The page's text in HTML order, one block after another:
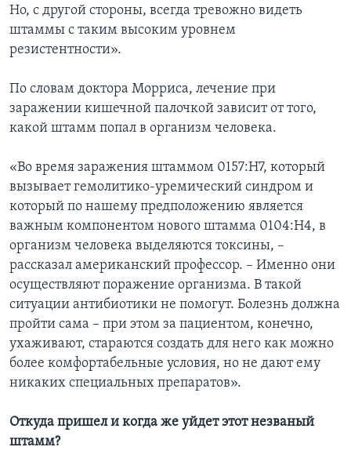
Но, с другой стороны, всегда тревожно видеть
штаммы с таким высоким уровнем
резистентности».
По словам доктора Морриса, лечение при
заражении кишечной палочкой зависит от того,
какой штамм попал в организм человека.
«Во время заражения штаммом 0157:H7, который
вызывает гемолитико-уремический синдром и
который по нашему предположению является
важным компонентом нового штамма 0104:H4, в
организм человека выделяются токсины, –
рассказал американский профессор. – Именно они
осуществляют поражение организма. В такой
ситуации антибиотики не помогут. Болезнь должна
пройти сама – при этом за пациентом, конечно,
ухаживают, стараются создать для него как можно
более комфортабельные условия, но не дают ему
никаких специальных препаратов».
Откуда пришел и когда же уйдет этот незваный
штамм?